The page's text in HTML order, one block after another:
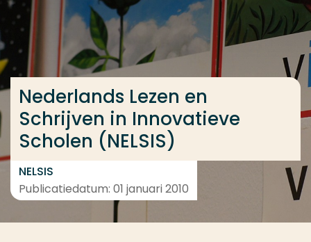
Ga direct naar de content
... > Resultaten
Nederlands Lezen en
Schrijven in Innovatieve
Scholen (NELSIS)
NELSIS
Publicatiedatum: 01 januari 2010
Veel gezocht
Opleiding
Contact